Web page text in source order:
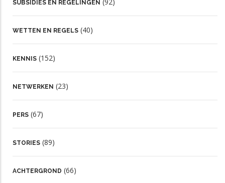
SUBSIDIES EN REGELINGEN (92)
WETTEN EN REGELS (40)
KENNIS (152)
NETWERKEN (23)
PERS (67)
STORIES (89)
ACHTERGROND (66)